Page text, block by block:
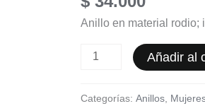
Anillo en material rodio;
Añadir al
Categorías: Anillos